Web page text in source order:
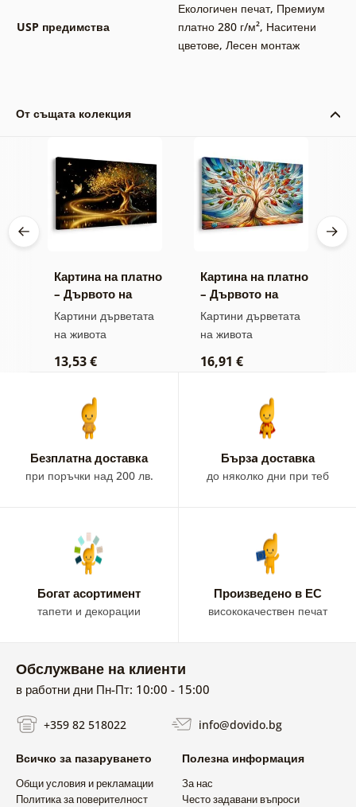
USP предимства
Екологичен печат, Премиум
платно 280 г/м², Наситени
цветове, Лесен монтаж
От същата колекция
Картина на платно
– Дървото на
живота златна
магия
Картини дърветата
на живота
13,53 €
Картина на платно
– Дървото на
живота във
витраж
Картини дърветата
на живота
16,91 €
Безплатна доставка
при поръчки над 200 лв.
Бързa доставка
до няколко дни при теб
Богат асортимент
тапети и декорации
Произведено в ЕС
висококачествен печат
Обслужване на клиенти
в работни дни Пн-Пт: 10:00 - 15:00
+359 82 518022 info@dovido.bg
Всичко за пазаруването
Общи условия и рекламации
Политика за поверителност
Полезна информация
За нас
Често задавани въпроси